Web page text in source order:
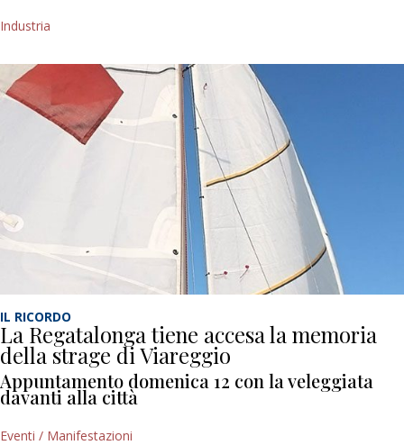
Industria
IL RICORDO
La Regatalonga tiene accesa la memoria
della strage di Viareggio
Appuntamento domenica 12 con la veleggiata
davanti alla città
Eventi / Manifestazioni